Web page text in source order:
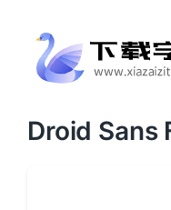
Droid Sans